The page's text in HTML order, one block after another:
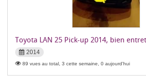
Toyota LAN 25 Pick-up 2014, bien
2014
89 vues au total, 3 cette semaine, 0 aujourd'hui